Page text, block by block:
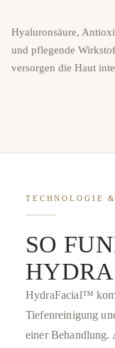
Hyaluronsäure,
und pflegende
versorgen die Haut
TECHNOLOGIE
SO
HydraFacial™
Tiefenreinigung
einer Behandlung.